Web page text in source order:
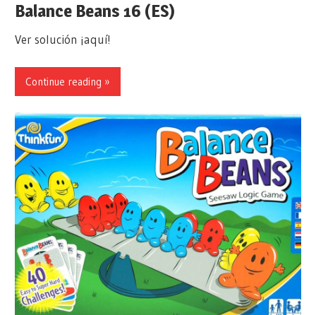
Balance Beans 16 (ES)
Ver solución ¡aquí!
Continue reading »